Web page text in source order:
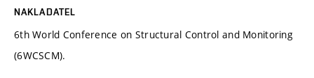
NAKLADATEL
6th World Conference on Structural Control and Monitoring
(6WCSCM).